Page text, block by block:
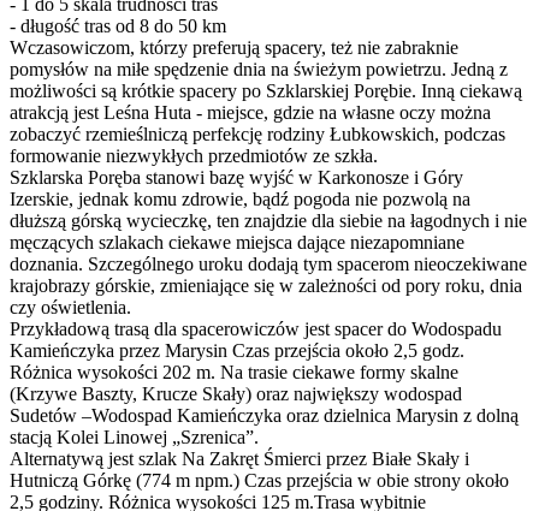
- długość tras od 8 do 50 km
Wczasowiczom, którzy preferują spacery, też nie zabraknie
pomysłów na miłe spędzenie dnia na świeżym powietrzu. Jedną z
możliwości są krótkie spacery po Szklarskiej Porębie. Inną ciekawą
atrakcją jest Leśna Huta - miejsce, gdzie na własne oczy można
zobaczyć rzemieślniczą perfekcję rodziny Łubkowskich, podczas
formowanie niezwykłych przedmiotów ze szkła.
Szklarska Poręba stanowi bazę wyjść w Karkonosze i Góry
Izerskie, jednak komu zdrowie, bądź pogoda nie pozwolą na
dłuższą górską wycieczkę, ten znajdzie dla siebie na łagodnych i nie
męczących szlakach ciekawe miejsca dające niezapomniane
doznania. Szczególnego uroku dodają tym spacerom nieoczekiwane
krajobrazy górskie, zmieniające się w zależności od pory roku, dnia
czy oświetlenia.
Przykładową trasą dla spacerowiczów jest spacer do Wodospadu
Kamieńczyka przez Marysin Czas przejścia około 2,5 godz.
Różnica wysokości 202 m. Na trasie ciekawe formy skalne
(Krzywe Baszty, Krucze Skały) oraz największy wodospad
Sudetów –Wodospad Kamieńczyka oraz dzielnica Marysin z dolną
stacją Kolei Linowej „Szrenica”.
Alternatywą jest szlak Na Zakręt Śmierci przez Białe Skały i
Hutniczą Górkę (774 m npm.) Czas przejścia w obie strony około
2,5 godziny. Różnica wysokości 125 m.Trasa wybitnie